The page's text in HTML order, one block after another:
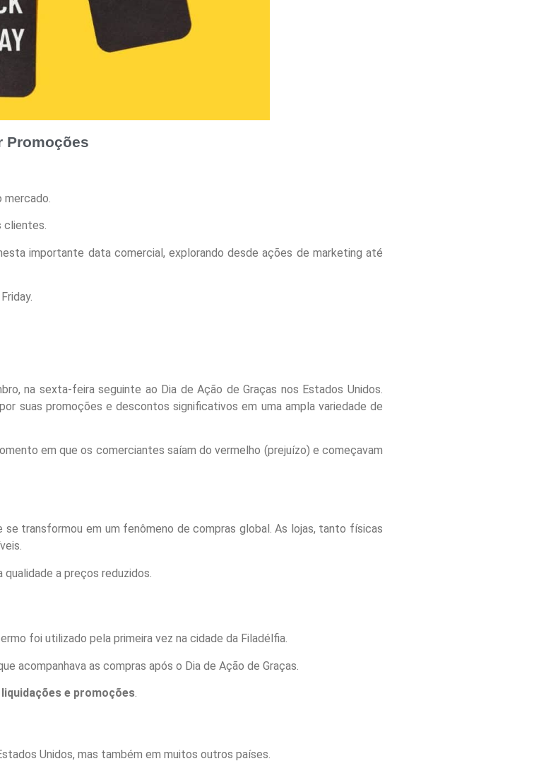
Promoções
clientes.
importante data comercial, explorando desde ações de marketing até
na sexta-feira seguinte ao Dia de Ação de Graças nos Estados Unidos.
suas promoções e descontos significativos em uma ampla variedade de
em que os comerciantes saíam do vermelho (prejuízo) e começavam
transformou em um fenômeno de compras global. As lojas, tanto físicas
a preços reduzidos.
foi utilizado pela primeira vez na cidade da Filadélfia.
acompanhava as compras após o Dia de Ação de Graças.
e promoções.
Unidos, mas também em muitos outros países.